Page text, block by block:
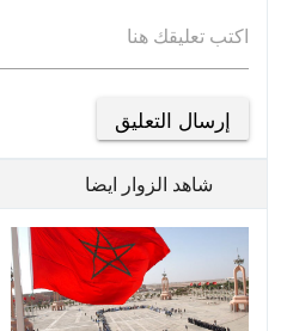
اكتب تعليقك هنا
شاهد الزوار ايضا